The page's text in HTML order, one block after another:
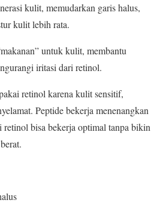
kulit, memudarkan garis halus,
kulit lebih rata.
untuk kulit, membantu
iritasi dari retinol.
retinol karena kulit sensitif,
Peptide bekerja menenangkan
bisa bekerja optimal tanpa bikin